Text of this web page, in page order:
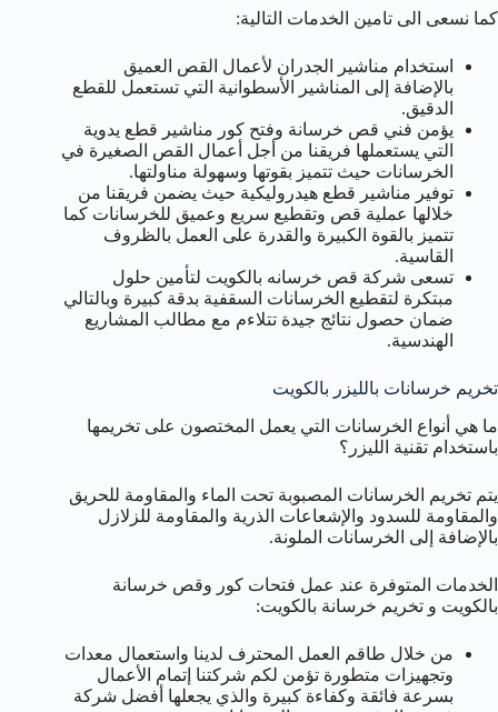
كما نسعى الى تامين الخدمات التالية:
استخدام مناشير الجدران لأعمال القص العميق
بالإضافة إلى المناشير الأسطوانية التي تستعمل للقطع
الدقيق.
يؤمن فني قص خرسانة وفتح كور مناشير قطع يدوية
التي يستعملها فريقنا من أجل أعمال القص الصغيرة في
الخرسانات حيث تتميز بقوتها وسهولة مناولتها.
توفير مناشير قطع هيدروليكية حيث يضمن فريقنا من
خلالها عملية قص وتقطيع سريع وعميق للخرسانات كما
تتميز بالقوة الكبيرة والقدرة على العمل بالظروف
القاسية.
تسعى شركة قص خرسانه بالكويت لتأمين حلول
مبتكرة لتقطيع الخرسانات السقفية بدقة كبيرة وبالتالي
ضمان حصول نتائج جيدة تتلاءم مع مطالب المشاريع
الهندسية.
تخريم خرسانات بالليزر بالكويت
ما هي أنواع الخرسانات التي يعمل المختصون على تخريمها
باستخدام تقنية الليزر؟
يتم تخريم الخرسانات المصبوبة تحت الماء والمقاومة للحريق
والمقاومة للسدود والإشعاعات الذرية والمقاومة للزلازل
بالإضافة إلى الخرسانات الملونة.
الخدمات المتوفرة عند عمل فتحات كور وقص خرسانة
بالكويت و تخريم خرسانة بالكويت:
من خلال طاقم العمل المحترف لدينا واستعمال معدات
وتجهيزات متطورة تؤمن لكم شركتنا إتمام الأعمال
بسرعة فائقة وكفاءة كبيرة والذي يجعلها أفضل شركة